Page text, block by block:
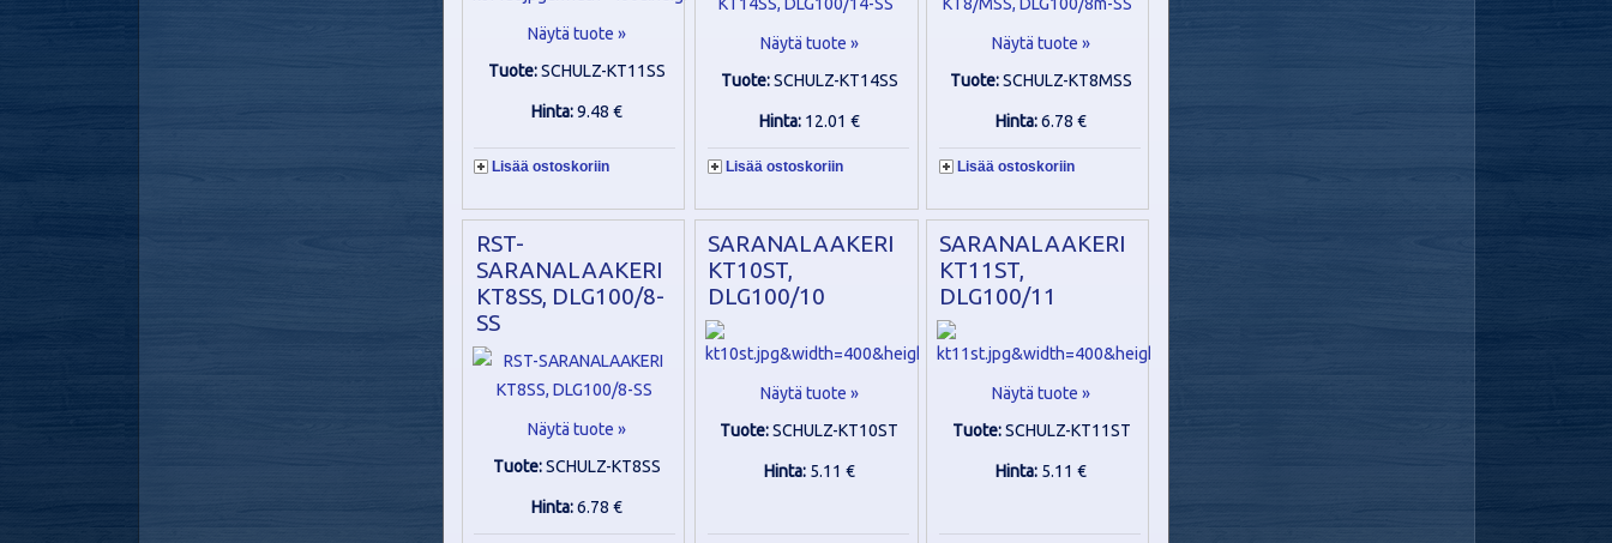
Näytä tuote »
Tuote:SCHULZ-KT11SS
Hinta:9.48 €
Lisää ostoskoriin
Näytä tuote »
Tuote:SCHULZ-KT14SS
Hinta: 12.01 €
Lisää ostoskoriin
Näytä tuote »
Tuote:SCHULZ-KT8MSS
Hinta:6.78 €
Lisää ostoskoriin
RST-
SARANALAAKERI
KT8SS, DLG100/8-
SS
Näytä tuote »
Tuote:SCHULZ-KT8SS
Hinta:6.78 €
SARANALAAKERI
KT10ST,
DLG100/10
Näytä tuote »
Tuote:SCHULZ-KT10ST
Hinta: 5.11 €
SARANALAAKERI
KT11ST,
DLG100/11
Näytä tuote »
Tuote:SCHULZ-KT11ST
Hinta: 5.11 €